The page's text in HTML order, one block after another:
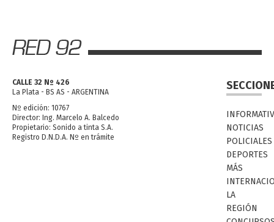
CALLE 32 Nº 426
La Plata - BS AS - ARGENTINA
Nº edición: 10767
Director: Ing. Marcelo A. Balcedo
Propietario: Sonido a tinta S.A.
Registro D.N.D.A. Nº en trámite
NOTICIAS
POLICIALES
DEPORTES
MÁS
LA
REGIÓN